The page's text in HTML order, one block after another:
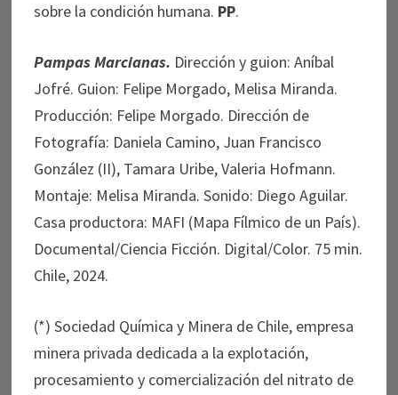
sobre la condición humana. PP.
Pampas Marcianas. Dirección y guion: Aníbal
Jofré. Guion: Felipe Morgado, Melisa Miranda.
Producción: Felipe Morgado. Dirección de
Fotografía: Daniela Camino, Juan Francisco
González (II), Tamara Uribe, Valeria Hofmann.
Montaje: Melisa Miranda. Sonido: Diego Aguilar.
Casa productora: MAFI (Mapa Fílmico de un País).
Documental/Ciencia Ficción. Digital/Color. 75 min.
Chile, 2024.
(*) Sociedad Química y Minera de Chile, empresa
minera privada dedicada a la explotación,
procesamiento y comercialización del nitrato de